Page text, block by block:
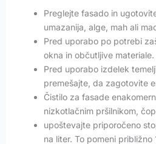
Preglejte fasado in
umazanija, alge, mah ali
Pred uporabo po potrebi
okna in občutljive materiale.
Pred uporabo izdelek
premešajte, da zagotovite
Čistilo za fasade
nizkotlačnim pršilnikom,
upoštevajte priporočeno
na liter. To pomeni